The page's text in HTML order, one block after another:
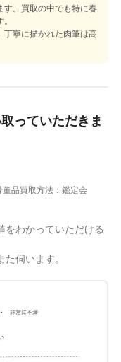
す。買取の中でも特に春
丁寧に描かれた肉筆は高
っていただきま
董品買取方法：鑑定会
をわかっていただける
伺います。